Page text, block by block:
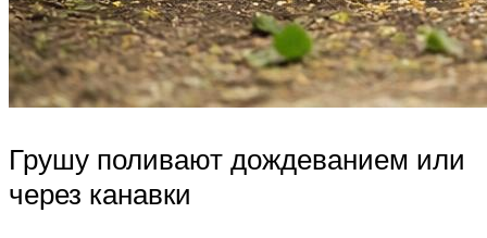
Грушу поливают дождеванием или
через канавки